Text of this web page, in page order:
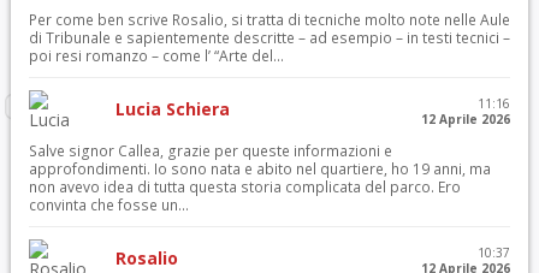
Per come ben scrive Rosalio, si tratta di tecniche molto note nelle Aule
di Tribunale e sapientemente descritte – ad esempio – in testi tecnici –
poi resi romanzo – come l’ “Arte del...
Lucia Schiera
11:16
12 Aprile 2026
Salve signor Callea, grazie per queste informazioni e
approfondimenti. Io sono nata e abito nel quartiere, ho 19 anni, ma
non avevo idea di tutta questa storia complicata del parco. Ero
convinta che fosse un...
Rosalio
10:37
12 Aprile 2026